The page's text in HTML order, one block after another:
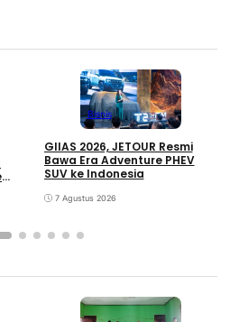
Bisnis
GIIAS 2026, JETOUR Resmi
Bawa Era Adventure PHEV
SUV ke Indonesia
7 Agustus 2026